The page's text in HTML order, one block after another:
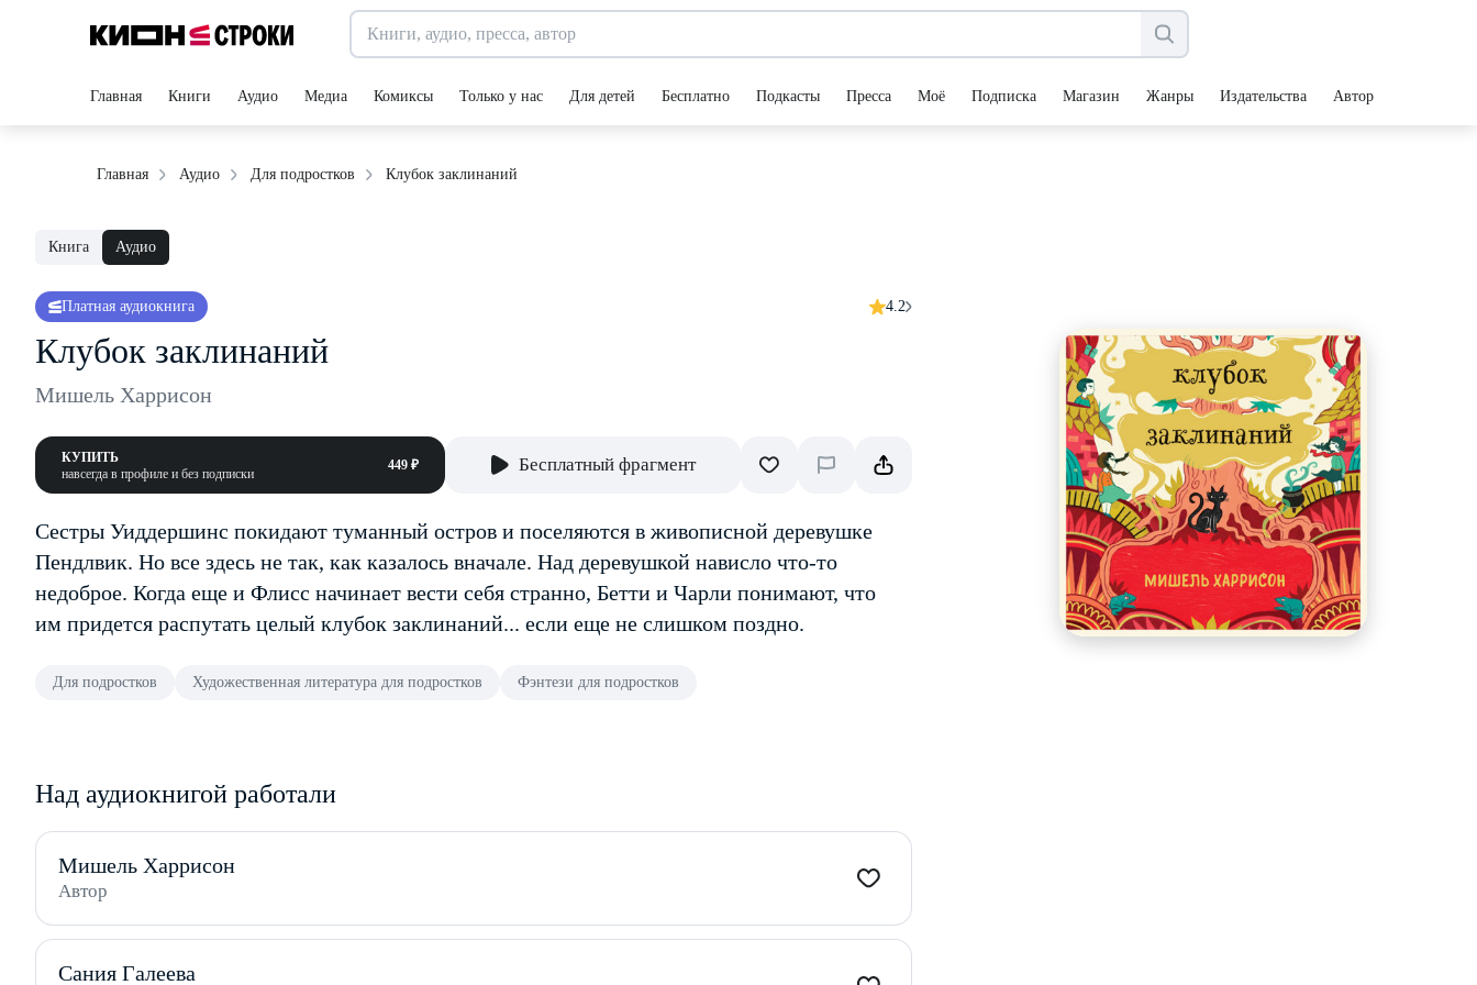
Главная Книги Аудио Медиа Комиксы Только у нас Для детей Бесплатно Подкасты Пресса Моё Подписка Магазин Жанры Издательства Авторы
Главная Аудио Для подростков Клубок заклинаний
Книга Аудио
Платная аудиокнига 4.2
Клубок заклинаний
Мишель Харрисон
КУПИТЬ
навсегда в профиле и без подписки
449 ₽ Бесплатный фрагмент
Сестры Уиддершинс покидают туманный остров и поселяются в живописной деревушке
Пендлвик. Но все здесь не так, как казалось вначале. Над деревушкой нависло что-то
недоброе. Когда еще и Флисс начинает вести себя странно, Бетти и Чарли понимают, что
им придется распутать целый клубок заклинаний... если еще не слишком поздно.
Для подростков Художественная литература для подростков Фэнтези для подростков
Над аудиокнигой работали
Мишель Харрисон
Автор
Сания Галеева